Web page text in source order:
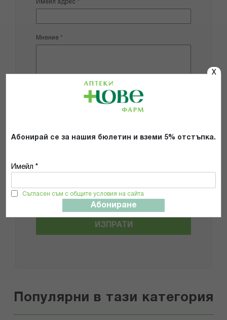
X
Абонирай се за нашия бюлетин и вземи 5% отстъпка.
Имейл *
Съгласен съм с общите условия на сайта
Абониране
Имейл адрес
Мнение
поверителност *
ИЗПРАТИ
Популярни в тази категория